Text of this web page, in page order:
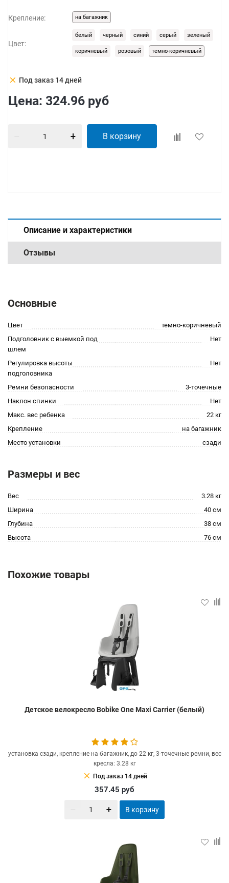
Крепление: на багажник
Цвет:
белый черный синий серый зеленый
коричневый розовый темно-коричневый
clear Под заказ 14 дней
Цена: 324.96 руб
В корзину
Описание и характеристики
Отзывы
Основные
Цвет
темно-коричневый
Подголовник с выемкой под
шлем
Нет
Регулировка высоты
подголовника
Нет
Ремни безопасности
3-точечные
Наклон спинки
Нет
Макс. вес ребенка
22 кг
Крепление
на багажник
Место установки
сзади
Размеры и вес
Вес
3.28 кг
Ширина
40 см
Глубина
38 см
Высота
76 см
Похожие товары
Детское велокресло Bobike One Maxi Carrier (белый)
установка сзади, крепление на багажник, до 22 кг, 3-точечные ремни, вес
кресла: 3.28 кг
clear Под заказ 14 дней
357.45 руб
В корзину